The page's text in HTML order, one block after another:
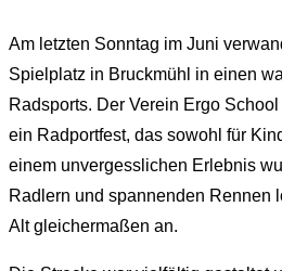
Am letzten Sonntag im Juni
Spielplatz in Bruckmühl in einen
Radsports. Der Verein Ergo
ein Radportfest, das sowohl für
einem unvergesslichen Erlebnis
Radlern und spannenden Rennen
Alt gleichermaßen an.